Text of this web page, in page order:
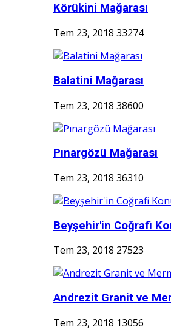
Körükini Mağarası
Tem 23, 2018 33274
Balatini Mağarası
Tem 23, 2018 38600
Pınargözü Mağarası
Tem 23, 2018 36310
Beyşehir'in Coğrafi
Tem 23, 2018 27523
Andrezit Granit ve
Tem 23, 2018 13056